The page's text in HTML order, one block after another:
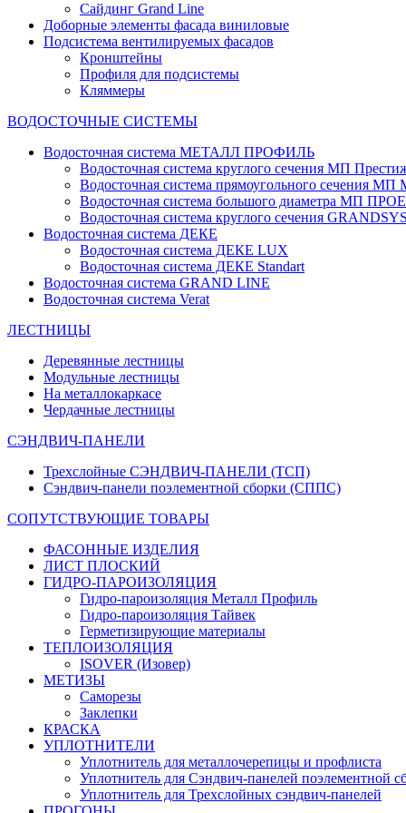
Сайдинг Grand Line
Доборные элементы фасада виниловые
Подсистема вентилируемых фасадов
Кронштейны
Профиля для подсистемы
Кляммеры
ВОДОСТОЧНЫЕ СИСТЕМЫ
Водосточная система МЕТАЛЛ ПРОФИЛЬ
Водосточная система круглого сечения МП
Водосточная система прямоугольного сечения МП
Водосточная система большого диаметра МП
Водосточная система круглого сечения
Водосточная система ДЕКЕ
Водосточная система ДЕКЕ LUX
Водосточная система ДЕКЕ Standart
Водосточная система GRAND LINE
Водосточная система Verat
ЛЕСТНИЦЫ
Деревянные лестницы
Модульные лестницы
На металлокаркасе
Чердачные лестницы
СЭНДВИЧ-ПАНЕЛИ
Трехслойные СЭНДВИЧ-ПАНЕЛИ (ТСП)
Сэндвич-панели поэлементной сборки (СППС)
СОПУТСТВУЮЩИЕ ТОВАРЫ
ФАСОННЫЕ ИЗДЕЛИЯ
ЛИСТ ПЛОСКИЙ
ГИДРО-ПАРОИЗОЛЯЦИЯ
Гидро-пароизоляция Металл Профиль
Гидро-пароизоляция Тайвек
Герметизирующие материалы
ТЕПЛОИЗОЛЯЦИЯ
ISOVER (Изовер)
МЕТИЗЫ
Саморезы
Заклепки
КРАСКА
УПЛОТНИТЕЛИ
Уплотнитель для металлочерепицы и профлиста
Уплотнитель для Сэндвич-панелей поэлементной
Уплотнитель для Трехслойных сэндвич-панелей